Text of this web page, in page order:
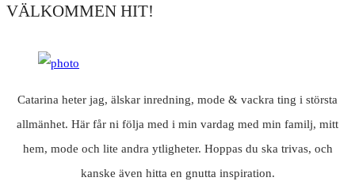
VÄLKOMMEN HIT!
Catarina heter jag, älskar inredning, mode & vackra ting i största
allmänhet. Här får ni följa med i min vardag med min familj, mitt
hem, mode och lite andra ytligheter. Hoppas du ska trivas, och
kanske även hitta en gnutta inspiration.